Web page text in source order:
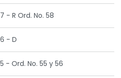
- R Ord. No. 58
- D
- Ord. No. 55 y 56